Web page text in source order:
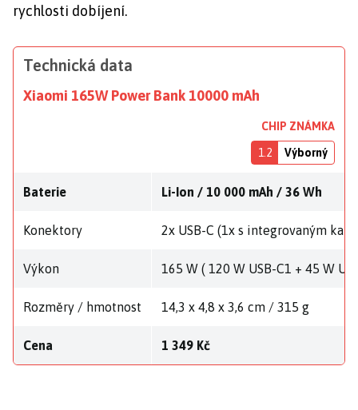
rychlosti dobíjení.
Technická data
Xiaomi 165W Power Bank 10000 mAh
CHIP ZNÁMKA
1.2 Výborný
Baterie Li-Ion / 10 000 mAh / 36 Wh
Konektory 2x USB-C (1x s integrovaným
Výkon 165 W ( 120 W USB-C1 + 45 W
Rozměry / hmotnost 14,3 x 4,8 x 3,6 cm / 315 g
Cena 1 349 Kč